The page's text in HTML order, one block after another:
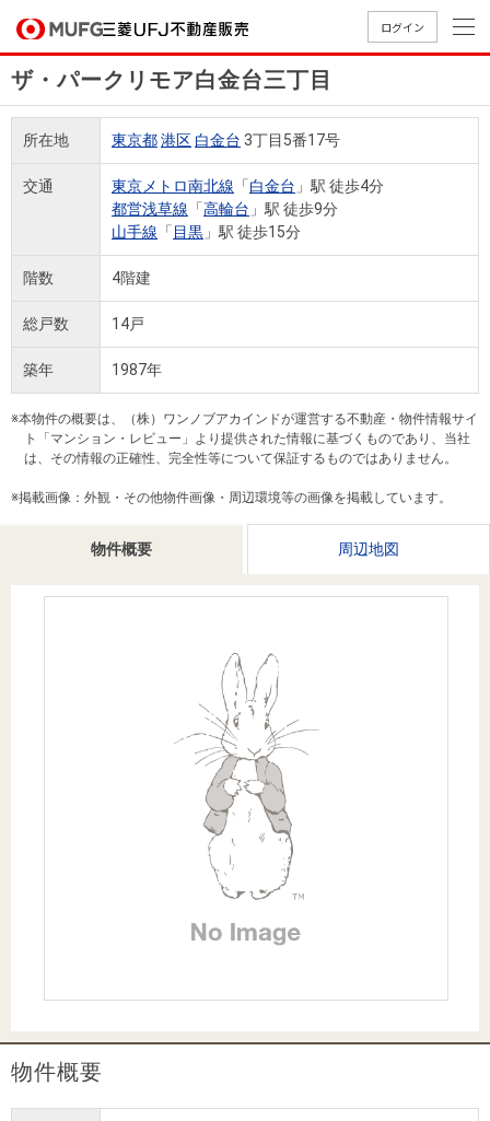
ログイン
買いたいTOP
中古
マン
ショ
ンを
探す
新
中古
一戸
建て
を探
す
投
資
事業
用物
住宅ロー
ンシミュ
レーショ
ン
税金の本
（電子ブ
ック）
売りたいTOP
無
査
定
売
相
談
AI
時手
取り
周辺相場
検索
売却ガイ
店舗案内TOP
店舗のご
案内（首
都圏）
店舗のご
古屋）
店舗のご
西）
会社情報TOP
ごあいさ
つ
会社概
MUFG
経営ビジ
ョン
組織図
役員一
覧
リリース
会社案内
採用情報TOP
新卒採用
情報
キャリア
買いたい
売りたい
会社情報
法人のお客さま
会員ページ
ザ・パークリモア白金台三丁目
物件概要 周辺地図
所在地 東京都港区 白金台 3丁目5番17号
交通 東京メトロ南北線 「白金台 」駅 徒歩4分
都営浅草線 「高輪台 」駅 徒歩9分
山手線 「 目黒 」駅 徒歩15分
階数 4階建
総戸数 14戸
築年 1987年
※本物件の概要は、（株）ワンノブアカインドが運営する不動産・物件情報サイ
ト「マンション・レビュー」より提供された情報に基づくものであり、当社
は、その情報の正確性、完全性等について保証するものではありません。
※掲載画像：外観・その他物件画像・周辺環境等の画像を掲載しています。
物件概要